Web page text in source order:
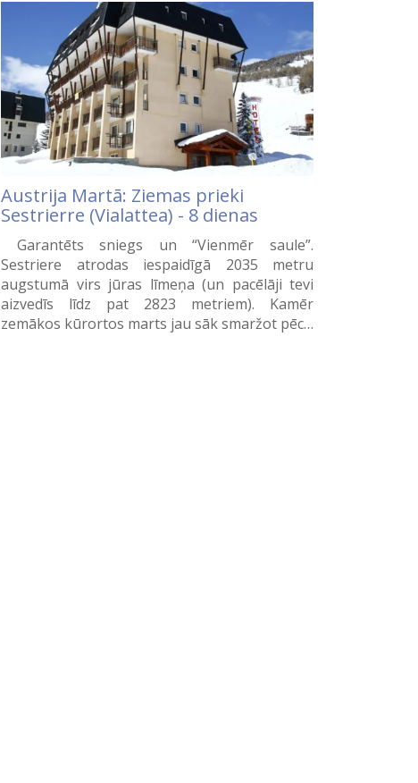
Austrija Martā: Ziemas prieki
Sestrierre (Vialattea) - 8 dienas
Garantēts sniegs un “Vienmēr saule”.
Sestriere atrodas iespaidīgā 2035 metru
augstumā virs jūras līmeņa (un pacēlāji tevi
aizvedīs līdz pat 2823 metriem). Kamēr
zemākos kūrortos marts jau sāk smaržot pēc…